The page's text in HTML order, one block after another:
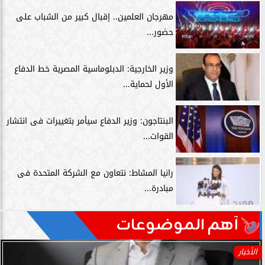
مهرجان العلمين.. إقبال كبير من الشباب على
حضور...
وزير الخارجية: الدبلوماسية المصرية خط الدفاع
الأول لحماية...
البنتاجون: وزير الدفاع سيأمر بتغييرات فى انتشار
القوات...
رانيا المشاط: نتعاون مع الشركة المتحدة فى
مبادرة...
آهم الموضوعات
الأخبار